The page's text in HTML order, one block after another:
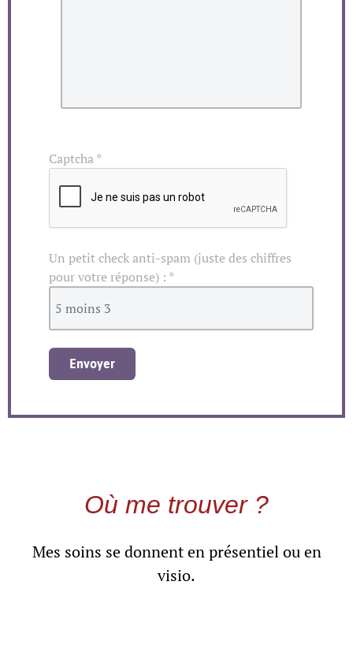
Captcha*
Un petit check anti-spam (juste des chiffres
pour votre réponse) : *
Envoyer
Où me trouver ?
Mes soins se donnent en présentiel ou en
visio.